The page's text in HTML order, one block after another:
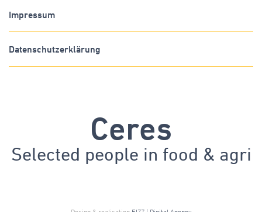
Impressum
Datenschutzerklärung
Ceres
Selected people in food & agri